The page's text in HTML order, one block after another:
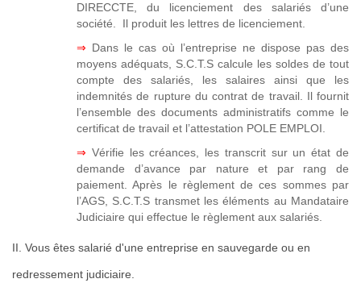
DIRECCTE, du licenciement des salariés d’une
société. Il produit les lettres de licenciement.
⇒ Dans le cas où l’entreprise ne dispose pas des
moyens adéquats, S.C.T.S calcule les soldes de tout
compte des salariés, les salaires ainsi que les
indemnités de rupture du contrat de travail. Il fournit
l’ensemble des documents administratifs comme le
certificat de travail et l’attestation POLE EMPLOI.
⇒ Vérifie les créances, les transcrit sur un état de
demande d’avance par nature et par rang de
paiement. Après le règlement de ces sommes par
l’AGS, S.C.T.S transmet les éléments au Mandataire
Judiciaire qui effectue le règlement aux salariés.
II. Vous êtes salarié d'une entreprise en sauvegarde ou en
redressement judiciaire.